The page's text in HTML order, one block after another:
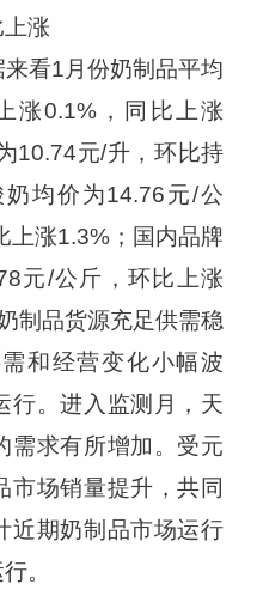
涨
看1月份奶制品平均
涨0.1%，同比上涨
10.74元/升，环比持
均价为14.76元/公
上涨1.3%；国内品牌
元/公斤，环比上涨
制品货源充足供需稳
和经营变化小幅波
行。进入监测月，天
需求有所增加。受元
市场销量提升，共同
近期奶制品市场运行
。